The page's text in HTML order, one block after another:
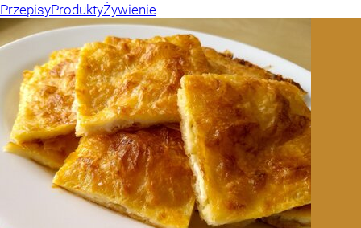
PrzepisyProduktyŻywienie